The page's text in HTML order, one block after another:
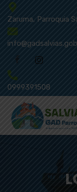
Zaruma, Parroquia
0999391508